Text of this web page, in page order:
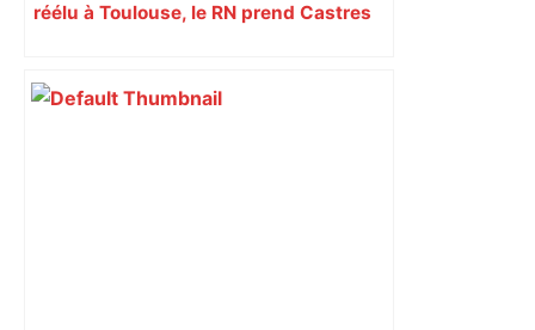
réélu à Toulouse, le RN prend Castres